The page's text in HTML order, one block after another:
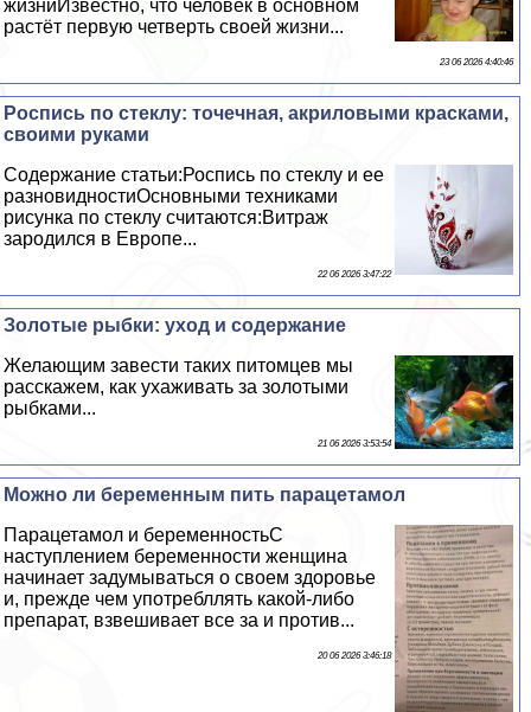
жизниИзвестно, что человек в основном
растёт первую четверть своей жизни...
23 06 2026 4:40:46
Роспись по стеклу: точечная, акриловыми красками,
своими руками
Содержание статьи:Роспись по стеклу и ее
разновидностиОсновными техниками
рисунка по стеклу считаются:Витраж
зародился в Европе...
22 06 2026 3:47:22
Золотые рыбки: уход и содержание
Желающим завести таких питомцев мы
расскажем, как ухаживать за золотыми
рыбками...
21 06 2026 3:53:54
Можно ли беременным пить парацетамол
Парацетамол и беременностьС
наступлением беременности женщина
начинает задумываться о своем здоровье
и, прежде чем употрeбллять какой-либо
препарат, взвешивает все за и против...
20 06 2026 3:46:18